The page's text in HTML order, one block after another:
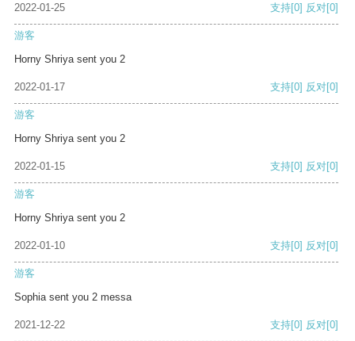
2022-01-25 支持[0] 反对[0]
游客
Horny Shriya sent you 2
2022-01-17 支持[0] 反对[0]
游客
Horny Shriya sent you 2
2022-01-15 支持[0] 反对[0]
游客
Horny Shriya sent you 2
2022-01-10 支持[0] 反对[0]
游客
Sophia sent you 2 messa
2021-12-22 支持[0] 反对[0]